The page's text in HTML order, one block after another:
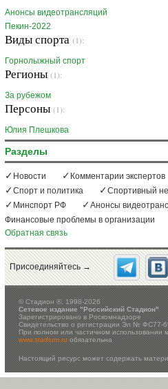
Анонсы видеотрансляций
Пекин-2022
Виды спорта (1):
Горнолыжный спорт
Регионы (1):
За рубежом
Персоны (1):
Юлия Плешкова
Разделы
Новости Комментарии экспертов
Спорт и политика
Спортивный
Минспорт РФ
Анонсы
Финансовые проблемы в организации
Обратная связь
Присоединяйтесь →
©Стадион ®, 1998-2026
Сетевое издание "Российский Стадион"
Зарегистрировано в Роскомнадзоре
Свидетельство о регистрации Эл № ФС77-
При полном или частичном использовании
www.stadium.ruобязательна
Настоящий ресурс может содержать